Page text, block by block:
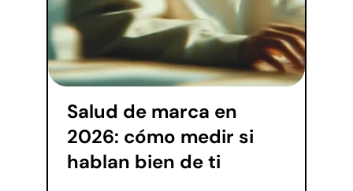
Salud de marca en
2026: cómo medir si
hablan bien de ti